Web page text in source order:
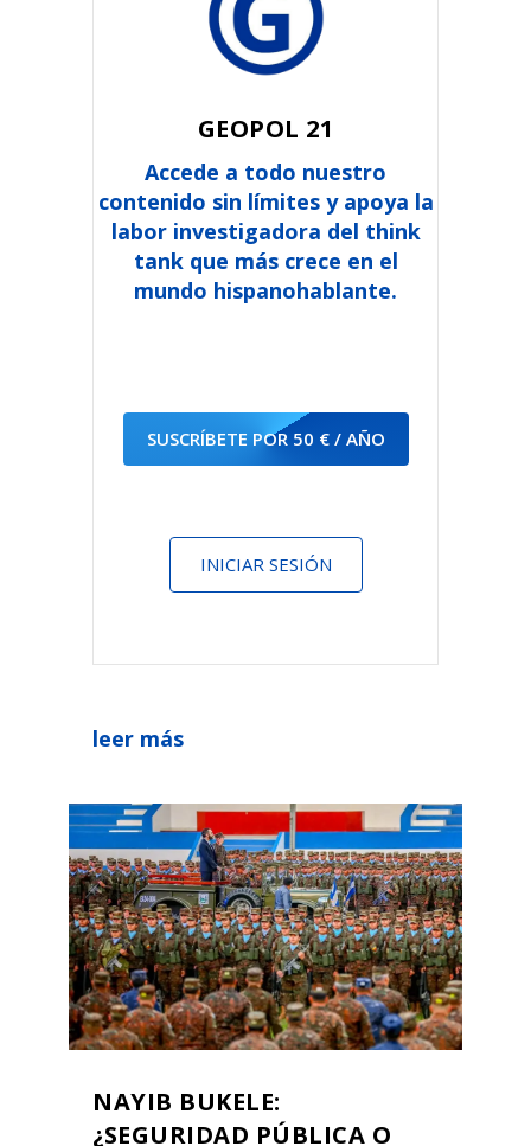
GEOPOL 21
Accede a todo nuestro
contenido sin límites y apoya la
labor investigadora del think
tank que más crece en el
mundo hispanohablante.
SUSCRÍBETE POR 50 € / AÑO
INICIAR SESIÓN
leer más
NAYIB BUKELE:
¿SEGURIDAD PÚBLICA O